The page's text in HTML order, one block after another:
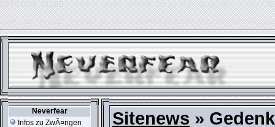
ERROR IN:SELECT session_userid, session_url, session_ip, session_expire
table './usr_web212_1/phpkit_session' is marked as crashed and should be
Neverfear
Infos zu ZwÃ¤ngen
Sitenews »